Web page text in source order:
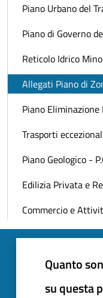
Piano Urbano del
Piano di Governo
Reticolo Idrico
Allegati Piano di
Piano
Trasporti
Piano Geologico -
Edilizia Privata e
Commercio e
Quanto
su questa